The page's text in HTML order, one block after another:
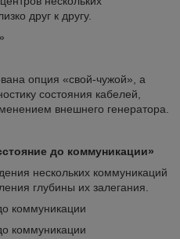
друг к другу.
опция «свой-чужой», а
состояния кабелей,
внешнего генератора.
до коммуникации»
нескольких коммуникаций
глубины их залегания.